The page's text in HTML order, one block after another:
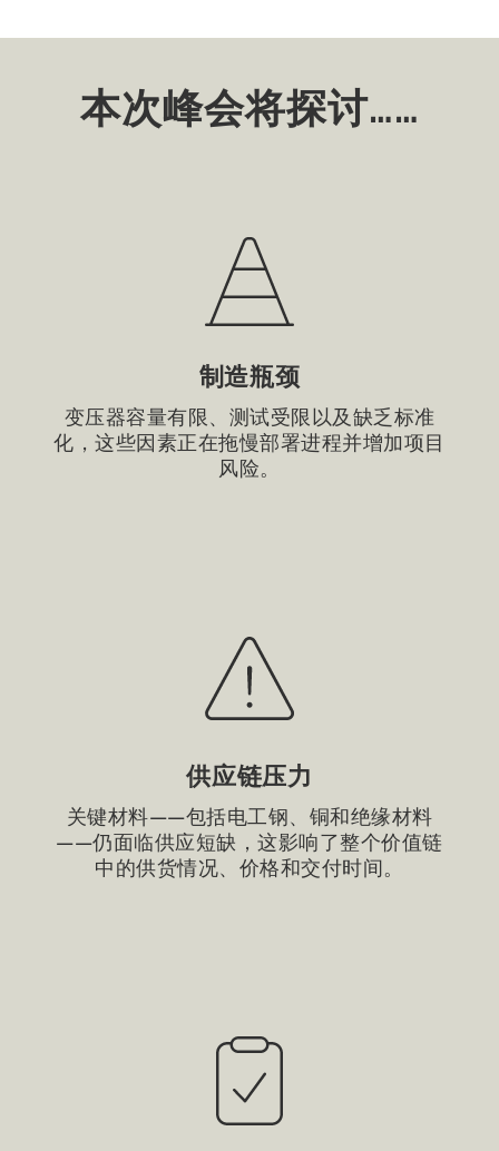
本次峰会将探讨……
制造瓶颈
变压器容量有限、测试受限以及缺乏标准
化，这些因素正在拖慢部署进程并增加项目
风险。
供应链压力
关键材料——包括电工钢、铜和绝缘材料
——仍面临供应短缺，这影响了整个价值链
中的供货情况、价格和交付时间。